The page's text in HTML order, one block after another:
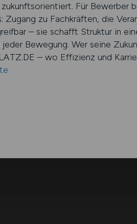
zukunftsorientiert. Für Bewerber
Zugang zu Fachkräften, die
– sie schafft Struktur in
jeder Bewegung. Wer seine
– wo Effizienz und